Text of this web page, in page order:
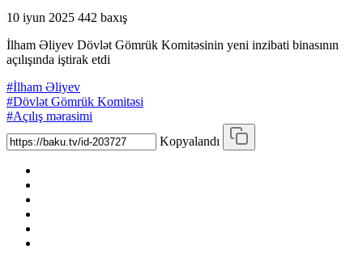
10 iyun 2025 442 baxış
İlham Əliyev Dövlət Gömrük Komitəsinin yeni inzibati binasının
açılışında iştirak etdi
#İlham Əliyev
#Dövlət Gömrük Komitəsi
#Açılış mərasimi
Kopyalandı